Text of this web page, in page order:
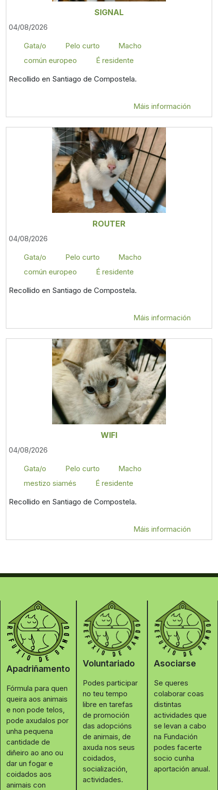
SIGNAL
04/08/2026
Gata/o
Pelo curto
Macho
común europeo
É residente
Recollido en Santiago de Compostela.
Máis información
ROUTER
04/08/2026
Gata/o
Pelo curto
Macho
común europeo
É residente
Recollido en Santiago de Compostela.
Máis información
WIFI
04/08/2026
Gata/o
Pelo curto
Macho
mestizo siamés
É residente
Recollido en Santiago de Compostela.
Máis información
Apadriñamento
Fórmula para quen
queira aos animais
e non pode telos,
pode axudalos por
unha pequena
cantidade de
diñeiro ao ano ou
dar un fogar e
coidados aos
animais con
Voluntariado
Podes participar
no teu tempo
libre en tarefas
de promoción
das adopcións
de animais, de
axuda nos seus
coidados,
socialización,
actividades.
Asociarse
Se queres
colaborar coas
distintas
actividades que
se levan a cabo
na Fundación
podes facerte
socio cunha
aportación anual.